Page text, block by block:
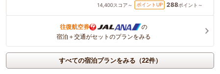
14,400スコア～ ポイントUP 288ポイント～
往復航空券
の
宿泊＋交通がセットのプランをみる
すべての宿泊プランをみる（22件）